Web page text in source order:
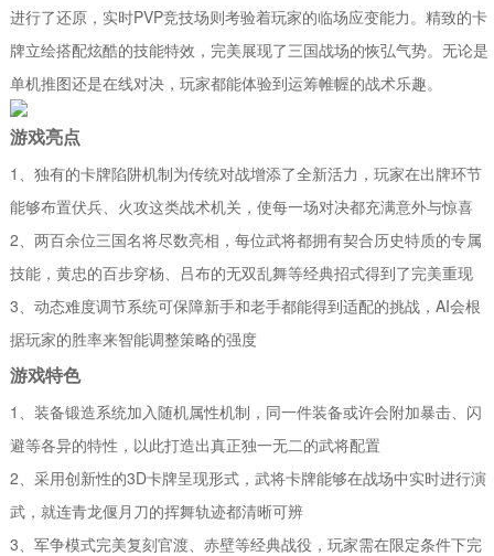
进行了还原，实时PVP竞技场则考验着玩家的临场应变能力。精致的卡
牌立绘搭配炫酷的技能特效，完美展现了三国战场的恢弘气势。无论是
单机推图还是在线对决，玩家都能体验到运筹帷幄的战术乐趣。
游戏亮点
1、独有的卡牌陷阱机制为传统对战增添了全新活力，玩家在出牌环节
能够布置伏兵、火攻这类战术机关，使每一场对决都充满意外与惊喜
2、两百余位三国名将尽数亮相，每位武将都拥有契合历史特质的专属
技能，黄忠的百步穿杨、吕布的无双乱舞等经典招式得到了完美重现
3、动态难度调节系统可保障新手和老手都能得到适配的挑战，AI会根
据玩家的胜率来智能调整策略的强度
游戏特色
1、装备锻造系统加入随机属性机制，同一件装备或许会附加暴击、闪
避等各异的特性，以此打造出真正独一无二的武将配置
2、采用创新性的3D卡牌呈现形式，武将卡牌能够在战场中实时进行演
武，就连青龙偃月刀的挥舞轨迹都清晰可辨
3、军争模式完美复刻官渡、赤壁等经典战役，玩家需在限定条件下完